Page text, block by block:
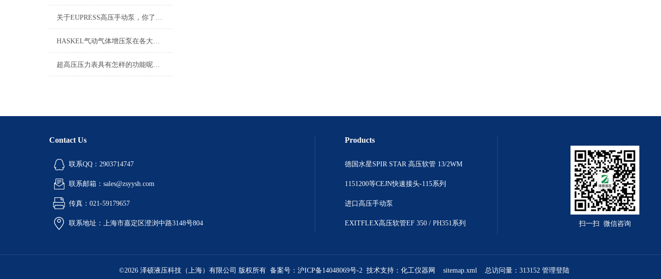
关于EUPRESS高压手动泵，你了解多少？
HASKEL气动气体增压泵在各大领域中都有着怎样的作用呢？
超高压压力表具有怎样的功能呢？不妨看看下文
Contact Us
联系QQ：2903714747
联系邮箱：sales@zsyysh.com
传真：021-59179657
联系地址：上海市嘉定区澄浏中路3148号804
Products
德国水星SPIR STAR 高压软管 13/2WM
1151200等CEJN快速接头-115系列
进口高压手动泵
EXITFLEX高压软管EF 350 / PH351系列 扫一扫 微信咨询
©2026 泽硕液压科技（上海）有限公司 版权所有 备案号： 沪ICP备14048069号-2 技术支持： 化工仪器网 sitemap.xml 总访问量：313152 管理登陆